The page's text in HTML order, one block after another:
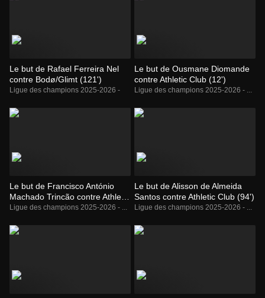
Le but de Rafael Ferreira Nel
contre Bodø/Glimt (121')
Ligue des champions 2025-2026 -
Le but de Ousmane Diomande
contre Athletic Club (12')
Ligue des champions 2025-2026 - ...
Le but de Francisco António
Machado Trincão contre Athletic
Club (62')
Ligue des champions 2025-2026 - ...
Le but de Alisson de Almeida
Santos contre Athletic Club (94')
Ligue des champions 2025-2026 - ...